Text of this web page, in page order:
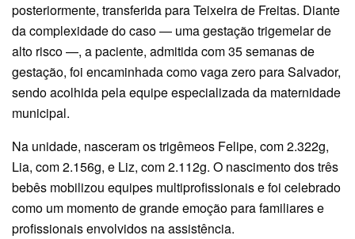
posteriormente, transferida para Teixeira de Freitas. Diante
da complexidade do caso — uma gestação trigemelar de
alto risco —, a paciente, admitida com 35 semanas de
gestação, foi encaminhada como vaga zero para Salvador,
sendo acolhida pela equipe especializada da maternidade
municipal.
Na unidade, nasceram os trigêmeos Felipe, com 2.322g,
Lia, com 2.156g, e Liz, com 2.112g. O nascimento dos três
bebês mobilizou equipes multiprofissionais e foi celebrado
como um momento de grande emoção para familiares e
profissionais envolvidos na assistência.